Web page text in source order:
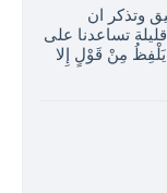
وتذكر ان
تساعدنا على
يَلْفِظُ مِنْ قَوْلٍ إِلا